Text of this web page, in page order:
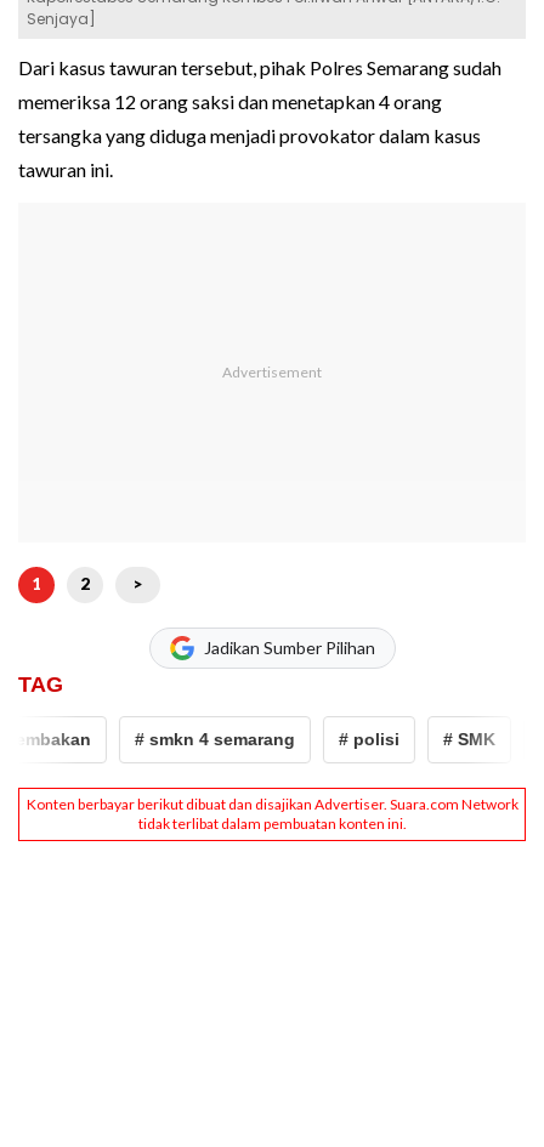
Senjaya]
Dari kasus tawuran tersebut, pihak Polres Semarang sudah
memeriksa 12 orang saksi dan menetapkan 4 orang
tersangka yang diduga menjadi provokator dalam kasus
tawuran ini.
1 2 >
Jadikan Sumber Pilihan
TAG
# smkn 4 semarang # polisi # SMK